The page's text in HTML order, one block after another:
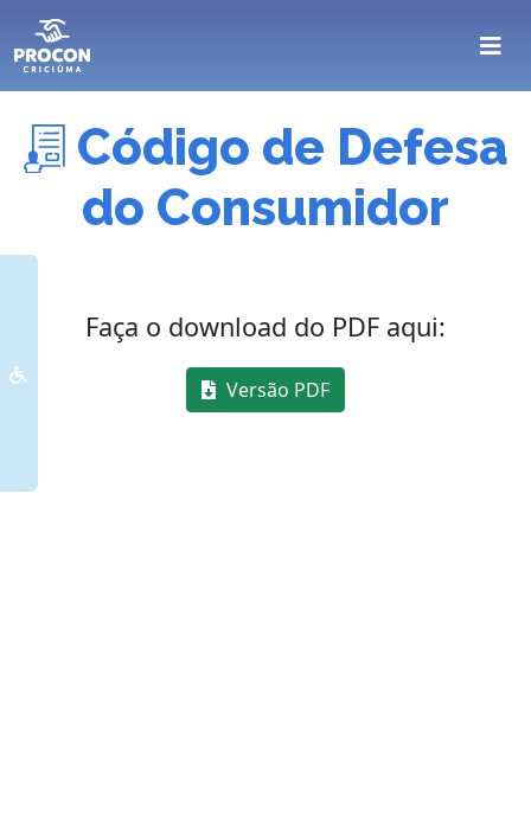
Código de Defesa
do Consumidor
Faça o download do PDF aqui:
Versão PDF